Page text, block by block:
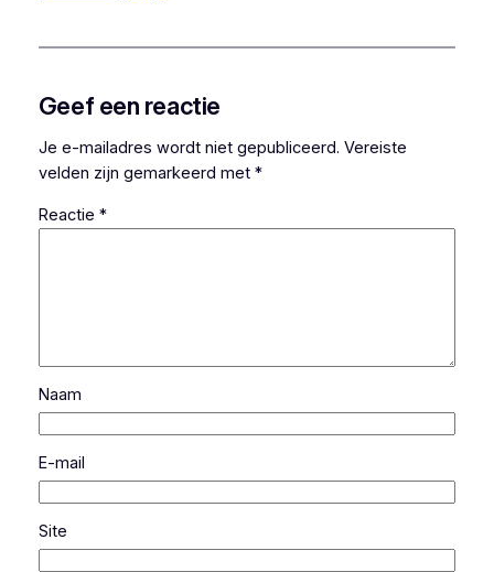
Geef een reactie
Je e-mailadres wordt niet gepubliceerd. Vereiste
velden zijn gemarkeerd met *
Reactie *
Naam
E-mail
Site